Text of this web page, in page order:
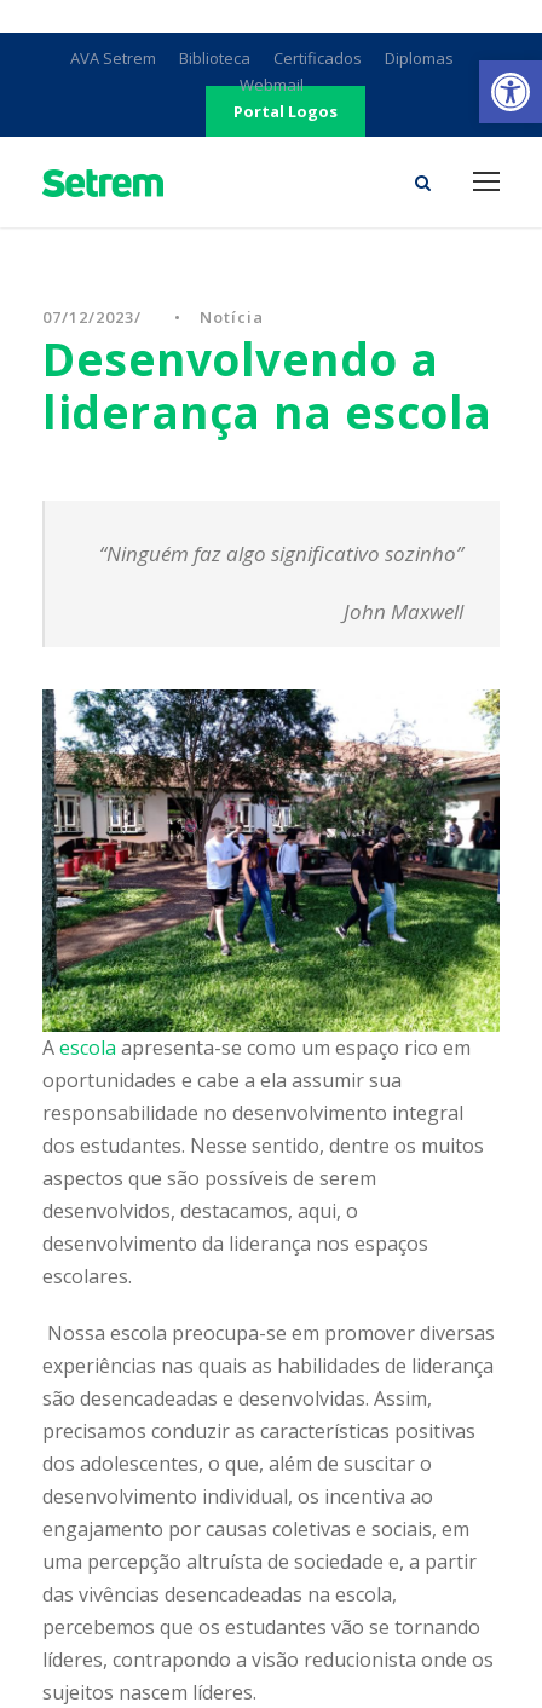
AVA Setrem Biblioteca Certificados
Diplomas
Webmail
Portal Logos
07/12/2023 • Notícia
Desenvolvendo a
liderança na escola
“Ninguém faz algo significativo sozinho”
John Maxwell
Aescola apresenta-se como um espaço rico em
oportunidades e cabe a ela assumir sua
responsabilidade no desenvolvimento integral
dos estudantes. Nesse sentido, dentre os muitos
aspectos que são possíveis de serem
desenvolvidos, destacamos, aqui, o
desenvolvimento da liderança nos espaços
escolares.
Nossa escola preocupa-se em promover diversas
experiências nas quais as habilidades de liderança
são desencadeadas e desenvolvidas. Assim,
precisamos conduzir as características positivas
dos adolescentes, o que, além de suscitar o
desenvolvimento individual, os incentiva ao
engajamento por causas coletivas e sociais, em
uma percepção altruísta de sociedade e, a partir
das vivências desencadeadas na escola,
percebemos que os estudantes vão se tornando
líderes, contrapondo a visão reducionista onde os
sujeitos nascem líderes.